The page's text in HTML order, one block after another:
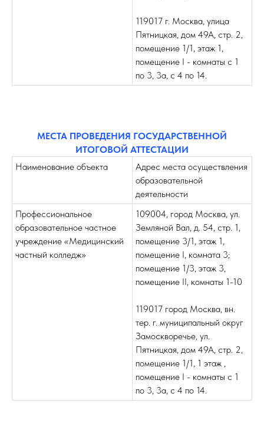
119017 г. Москва, улица
Пятницкая, дом 49А, стр. 2,
помещение 1/1, этаж 1,
помещение I - комнаты с 1
по 3, 3а, с 4 по 14.
МЕСТА ПРОВЕДЕНИЯ ГОСУДАРСТВЕННОЙ
ИТОГОВОЙ АТТЕСТАЦИИ
Наименование объекта
Адрес места осуществления
образовательной
деятельности
Профессиональное
образовательное частное
учреждение «Медицинский
частный колледж»
109004, город Москва, ул.
Земляной Вал, д. 54, стр. 1,
помещение 3/1, этаж 1,
помещение I, комната 3;
помещение 1/3, этаж 3,
помещение II, комнаты 1-10
119017 город Москва, вн.
тер. г. муниципальный округ
Замоскворечье, ул.
Пятницкая, дом 49А, стр. 2,
помещение 1/1, 1 этаж ,
помещение I - комнаты с 1
по 3, 3а, с 4 по 14.